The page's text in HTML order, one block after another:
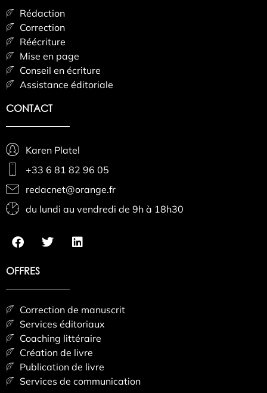
Rédaction
Correction
Réécriture
Mise en page
Conseil en écriture
Assistance éditoriale
CONTACT
Karen Platel
+33 6 81 82 96 05
redacnet@orange.fr
du lundi au vendredi de 9h à 18h30
OFFRES
Correction de manuscrit
Services éditoriaux
Coaching littéraire
Création de livre
Publication de livre
Services de communication